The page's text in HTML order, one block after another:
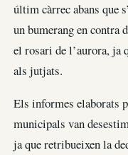
últim càrrec abans que
un bumerang en contra
el rosari de l’aurora, ja
als jutjats.
Els informes elaborats
municipals van
ja que retribueixen la